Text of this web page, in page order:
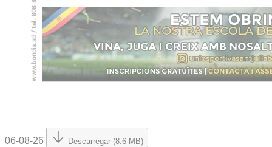
06-08-26 Descarregar (8.6 MB)